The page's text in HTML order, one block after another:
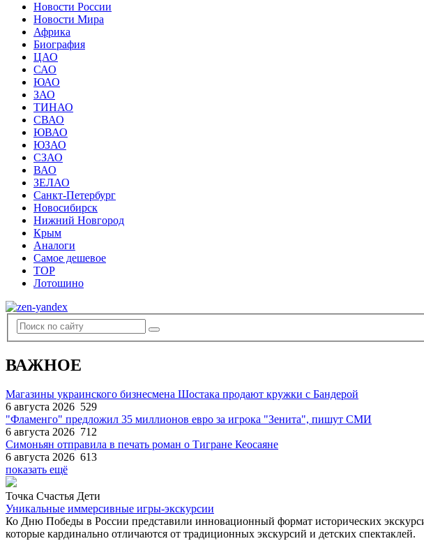
Новости России
Новости Мира
Африка
Биография
ЦАО
САО
ЮАО
ЗАО
ТИНАО
СВАО
ЮВАО
ЮЗАО
СЗАО
ВАО
ЗЕЛАО
Санкт-Петербург
Новосибирск
Нижний Новгород
Крым
Аналоги
Самое дешевое
TOP
Лотошино
ВАЖНОЕ
Магазины украинского бизнесмена Шостака продают кружки с Бандерой
6 августа 2026 529
"Фламенго" предложил 35 миллионов евро за игрока "Зенита", пишут СМИ
6 августа 2026 712
Симоньян отправила в печать роман о Тигране Кеосаяне
6 августа 2026 613
показать ещё
Точка Счастья Дети
Уникальные иммерсивные игры-экскурсии
Ко Дню Победы в России представили инновационный формат исторических
которые кардинально отличаются от традиционных экскурсий и детских спектаклей.